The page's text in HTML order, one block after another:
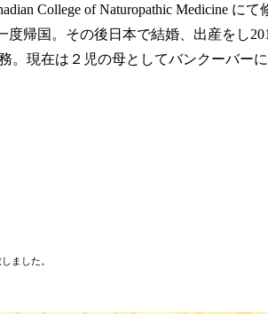
College of Naturopathic Medicine に
帰国。その後日本で結婚、出産をし
。現在は２児の母としてバンクーバーに
ました。